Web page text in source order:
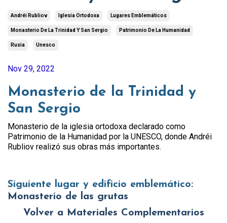
Andréi Rubliov Iglesia Ortodoxa Lugares Emblemáticos
Monasterio De La Trinidad Y San Sergio Patrimonio De La Humanidad
Rusia Unesco
Nov 29, 2022
Monasterio de la Trinidad y
San Sergio
Monasterio de la iglesia ortodoxa declarado como
Patrimonio de la Humanidad por la UNESCO, donde Andréi
Rubliov realizó sus obras más importantes.
Siguiente lugar y edificio emblemático:
Monasterio de las grutas
Volver a Materiales Complementarios